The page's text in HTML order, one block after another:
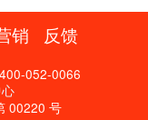
销 反馈
052-0066
00220 号